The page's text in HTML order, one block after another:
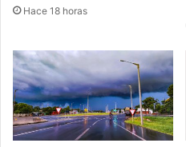
Hace 18 horas